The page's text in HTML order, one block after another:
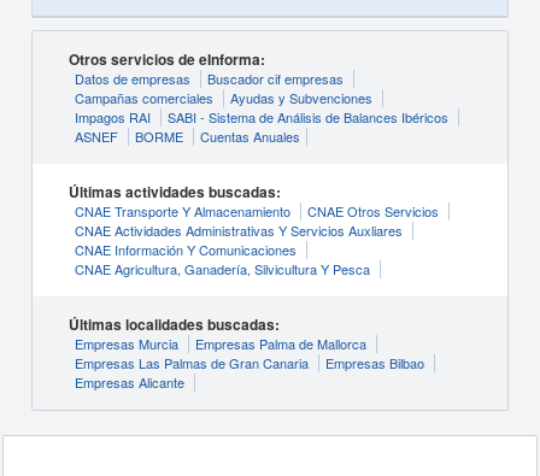
Otros servicios de eInforma:
Datos de empresas
Buscador cif empresas
Campañas comerciales
Ayudas y Subvenciones
Impagos RAI
SABI - Sistema de Análisis de Balances Ibéricos
ASNEF
BORME Cuentas Anuales
Últimas actividades buscadas:
CNAE Transporte Y Almacenamiento
CNAE Otros Servicios
CNAE Actividades Administrativas Y Servicios Auxliares
CNAE Información Y Comunicaciones
CNAE Agricultura, Ganadería, Silvicultura Y Pesca
Últimas localidades buscadas:
Empresas Murcia
Empresas Palma de Mallorca
Empresas Las Palmas de Gran Canaria
Empresas Bilbao
Empresas Alicante